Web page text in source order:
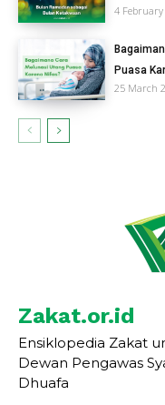
4
Puasa
25 March
Zakat.or.id
Ensiklopedia Zakat
Dewan Pengawas
Dhuafa